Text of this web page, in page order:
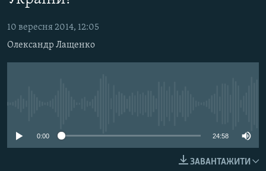
Перейти
пошуку
СУСПІЛЬСТВО
КУЛЬТУРА
СПОРТ
ДОНБАС.РЕАЛІЇ
КРИМ.РЕАЛІЇ
ТИ ЯК?
ФОТО
10 вересня 2014, 12:05
Олександр Лащенко
0:00 24:58
ЗАВАНТАЖИТИ